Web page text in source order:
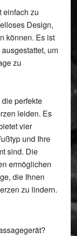
einfach zu
Design,
können. Es ist
ausgestattet, um
zu
perfekte
leiden. Es
vier
und Ihre
sind. Die
ermöglichen
die Ihnen
zu lindern.